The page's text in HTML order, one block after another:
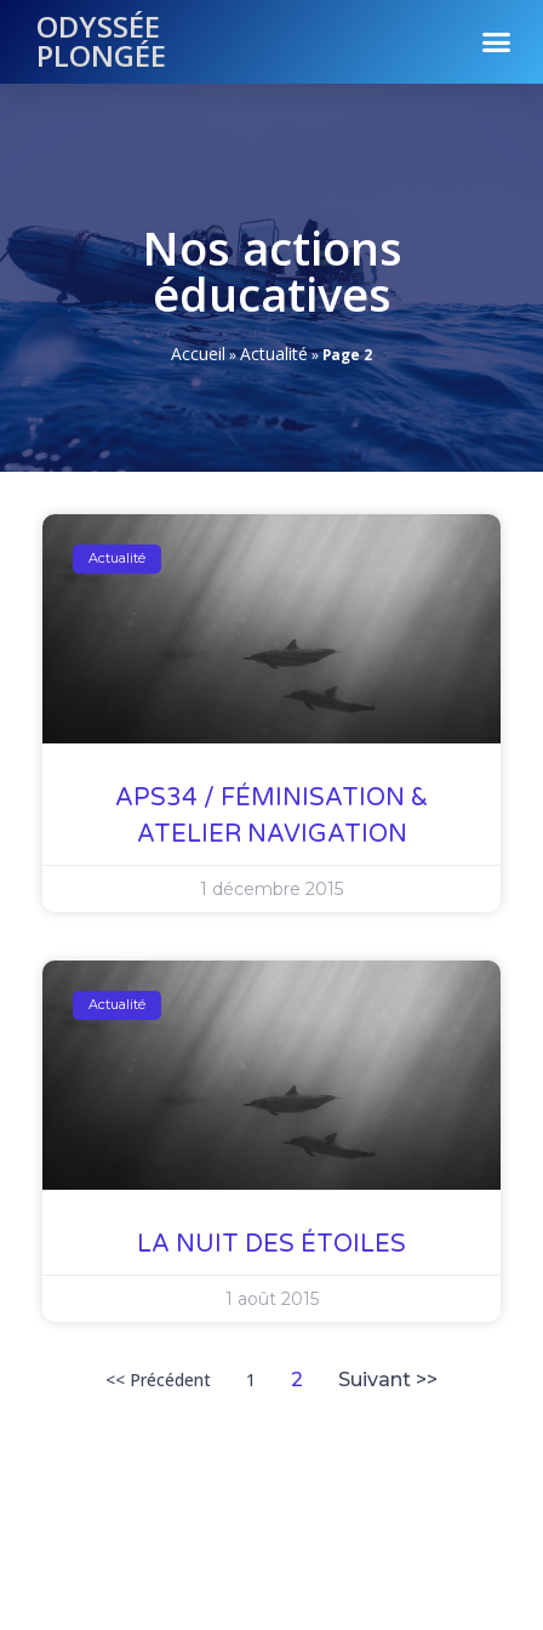
ODYSSÉE
PLONGÉE
Nos actions
éducatives
Accueil»Actualité»Page 2
Actualité
APS34 / FÉMINISATION &
ATELIER NAVIGATION
1 décembre 2015
Actualité
LA NUIT DES ÉTOILES
1 août 2015
<< Précédent 1 2 Suivant >>